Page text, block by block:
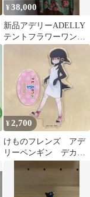
¥38,000
新品アデリーADELLY
テントフラワーワンピ
ースプリントグリーン
¥2,700
けものフレンズ アデ
リーペンギン デカア